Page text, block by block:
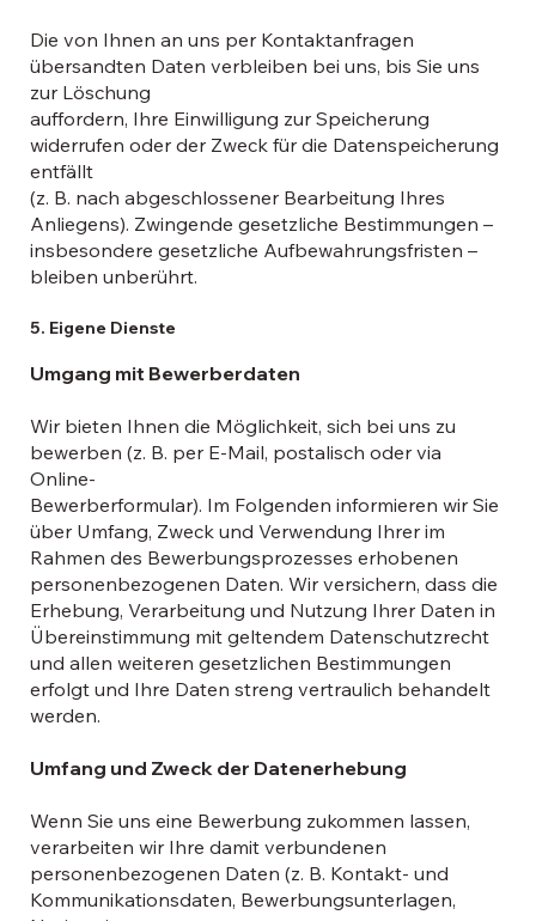
Die von Ihnen an uns per Kontaktanfragen
übersandten Daten verbleiben bei uns, bis Sie uns
zur Löschung
auffordern, Ihre Einwilligung zur Speicherung
widerrufen oder der Zweck für die Datenspeicherung
entfällt
(z. B. nach abgeschlossener Bearbeitung Ihres
Anliegens). Zwingende gesetzliche Bestimmungen –
insbesondere gesetzliche Aufbewahrungsfristen –
bleiben unberührt.
5. Eigene Dienste
Umgang mit Bewerberdaten
Wir bieten Ihnen die Möglichkeit, sich bei uns zu
bewerben (z. B. per E-Mail, postalisch oder via
Online-
Bewerberformular). Im Folgenden informieren wir Sie
über Umfang, Zweck und Verwendung Ihrer im
Rahmen des Bewerbungsprozesses erhobenen
personenbezogenen Daten. Wir versichern, dass die
Erhebung, Verarbeitung und Nutzung Ihrer Daten in
Übereinstimmung mit geltendem Datenschutzrecht
und allen weiteren gesetzlichen Bestimmungen
erfolgt und Ihre Daten streng vertraulich behandelt
werden.
Umfang und Zweck der Datenerhebung
Wenn Sie uns eine Bewerbung zukommen lassen,
verarbeiten wir Ihre damit verbundenen
personenbezogenen Daten (z. B. Kontakt- und
Kommunikationsdaten, Bewerbungsunterlagen,